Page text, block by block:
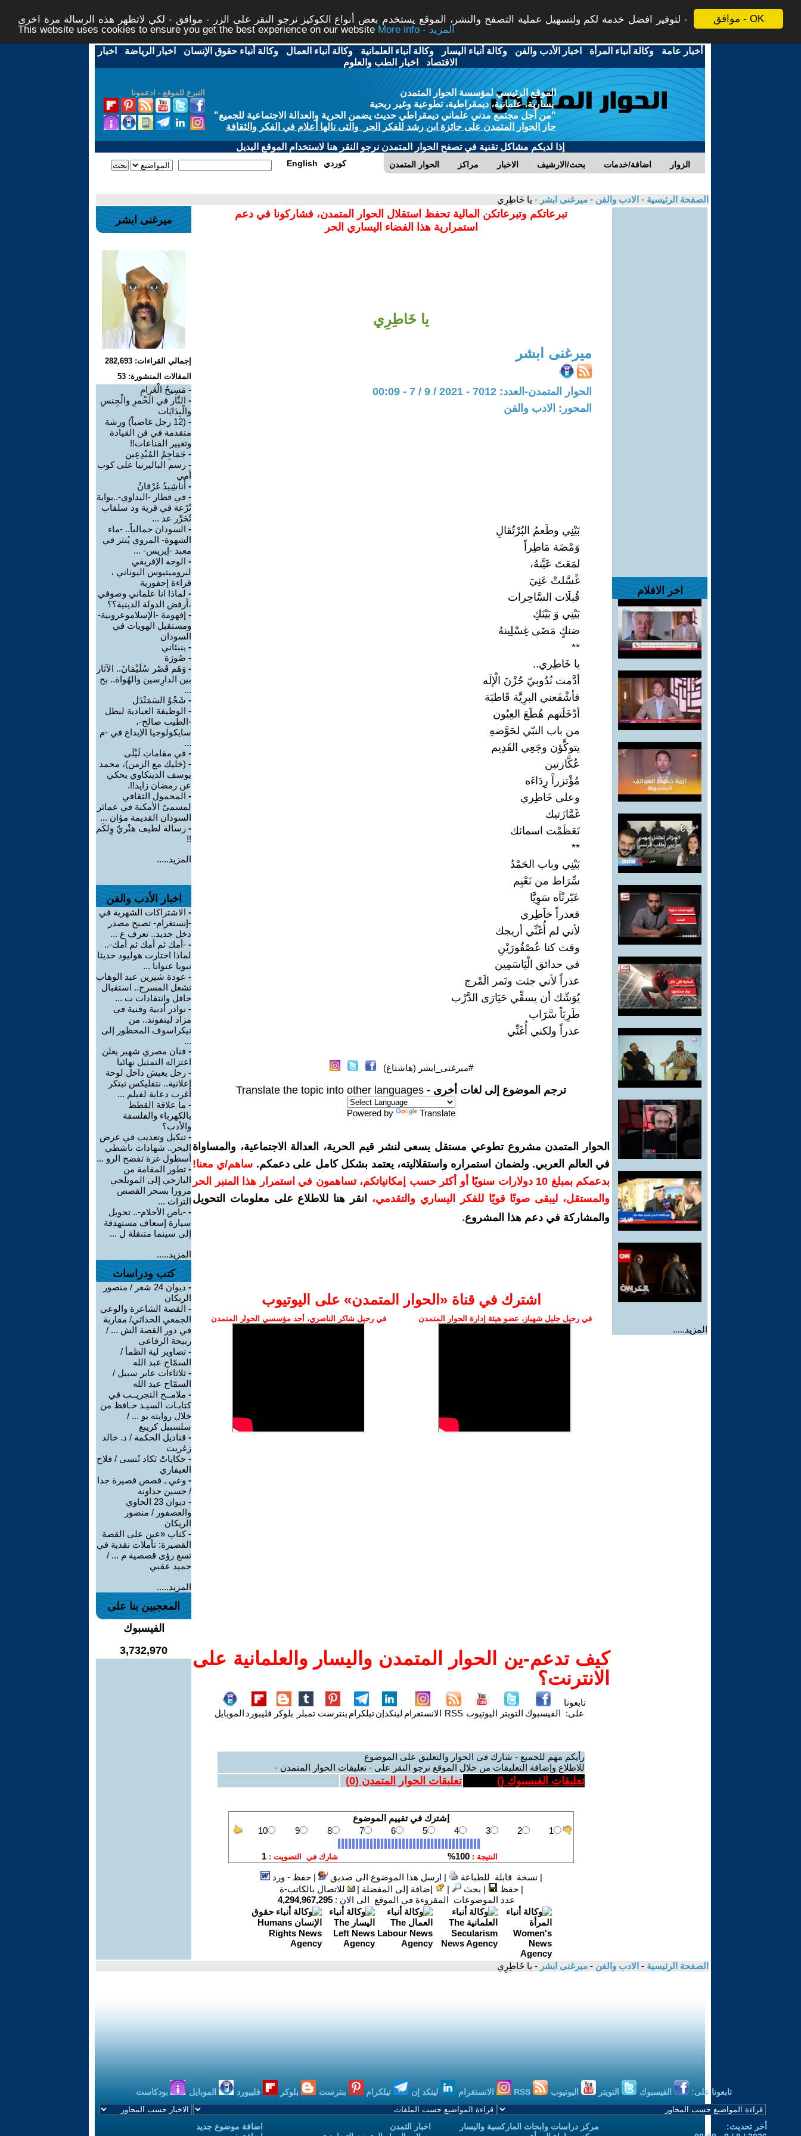
موافق - OK
لتوفير افضل خدمة لكم ولتسهيل عملية التصفح والنشر، الموقع يستخدم بعض أنواع الكوكيز نرجو النقر على الزر - موافق - لكي لاتظهر هذه الرسالة مرة اخرى -
This website uses cookies to ensure you get the best experience on our website
More info - المزيد
أخبار عامة -وكالة أنباء المرأة - اخبار الأدب والفن -وكالة أنباء اليسار -وكالة أنباء العلمانية -وكالة أنباء العمال -وكالة أنباء حقوق الإنسان - اخبار الرياضة - اخبار
الاقتصاد - اخبار الطب والعلوم
التبرع للموقع - ادعمونا
الموقع الرئيسي لمؤسسة الحوار المتمدن
يسارية، علمانية، ديمقراطية، تطوعية وغير ربحية
"من أجل مجتمع مدني علماني ديمقراطي حديث يضمن الحرية والعدالة الاجتماعية للجميع"
حاز الحوار المتمدن على جائزة ابن رشد للفكر الحر والتى نالها أعلام في الفكر والثقافة
إذا لديكم مشاكل تقنية في تصفح الحوار المتمدن نرجو النقر هنا لاستخدام الموقع البديل
الحوار المتمدن مراكز الاخبار بحث/الارشيف اضافة/خدمات الزوار English كوردي
الصفحة الرئيسية - الادب والفن - ميرغنى ابشر - يا خَاطِرِي
اخر الافلام
المزيد.....
تبرعاتكم وتبرعاتكن المالية تحفظ استقلال الحوار المتمدن، فشاركونا في دعم
استمرارية هذا الفضاء اليساري الحر
يا خَاطِرِي
ميرغنى ابشر
الحوار المتمدن-العدد: 7012 - 2021 / 9 / 7 - 00:09
المحور: الادب والفن
بَيْنِي وطَعمُ البُرْتُقالِ
وَمْضَة مَاطِراً
لمَعَتَ عَيَّنهُ،
غًسَّلتْ عَنِيَ
قُبلَات السَّاحِرات
بَيْنِي وَ بَيْنَكِ
ضنكٍ مَضَى غِسْلِينهُ
**
يا خَاطِري..
أدَّمت نُدُوبيّ حُزْنَ الْإلَه
فأشْفَعني البرِيَّة قَاطبَة
أدْخَلَتهم هُطَعَ العِيُون
من باب النبّي لحَوَّضهِ
يتوكَّؤن وجَعِي القَدِيم
عُكَّازتين
مُؤْتزراً رِدَاءَه
وعلى خَاطِري
غَمَّازَتيك
تَعَظَمْت اسمائك
**
بَيْنِي وباب الحَمْدُ
سِّرَاط من نَعْيِم
عَبّرنْاَه سَوِيَّا
فعذراً خاَطِري
لأني لم أُغَنِّي أريجك
وقت كنا عُصْفُورَيْنِ
في حدائق الْيَاسَمِين
عذراً لأني جئت وتَمر الَمْرج
يُوَشّك أن يسقِّي حَيَارَى الدَّرْب
طَرِبَاً سَّرَاب
عذراً ولكني أُغَنِّي
#ميرغنى_ابشر (هاشتاغ)
ترجم الموضوع إلى لغات أخرى - Translate the topic into other languages
Powered by Translate
الحوار المتمدن مشروع تطوعي مستقل يسعى لنشر قيم الحرية، العدالة الاجتماعية، والمساواة
في العالم العربي. ولضمان استمراره واستقلاليته، يعتمد بشكل كامل على دعمكم. ساهم/ي معنا!
بدعمكم بمبلغ 10 دولارات سنويًا أو أكثر حسب إمكانياتكم، تساهمون في استمرار هذا المنبر الحر
والمستقل، ليبقى صوتًا قويًا للفكر اليساري والتقدمي،
انقر هنا للاطلاع على معلومات التحويل
والمشاركة في دعم هذا المشروع.
اشترك في قناة ‫«الحوار المتمدن» على اليوتيوب
في رحيل جليل شهباز، عضو هيئة إدارة الحوار المتمدن في رحيل شاكر الناصري، أحد مؤسسي الحوار المتمدن
كيف تدعم-ين الحوار المتمدن واليسار والعلمانية على
الانترنت؟
تابعونا
على: الفيسبوك التويتر اليوتيوب RSS الانستغرام لينكدإنتيلكرام بنترست تمبلر بلوكر فليبورد الموبايل
رأيكم مهم للجميع - شارك في الحوار والتعليق على الموضوع
للاطلاع وإضافة التعليقات من خلال الموقع نرجو النقر على - تعليقات الحوار المتمدن -
تعليقات الفيسبوك () تعليقات الحوار المتمدن (0
)
| نسخة قابلة للطباعة | ارسل هذا الموضوع الى صديق |حفظ - ورد
|حفظ | بحث | إضافة إلى المفضلة |
للاتصال بالكاتب-ة
عدد الموضوعات المقروءة في الموقع الى الان : 4,294,967,295
ميرغنى ابشر
إجمالي القراءات: 282,693
المقالات المنشورة: 53
- مَسِيحُ الْغَرامِ
- النَّار في الَخْمرِ والْجِنسِ
والْبِدَايَات
-
(12 رجل غاضباً) ورشة
متقدمة في فن القيادة
وتغيير القناعات!!
- جَمَاجِمُ المُبْدِعِين
- رسم الباليرنيا على كوب
أمي
- أَناشِيدُ غَرْقانُ
- في قطار -البداوي-..بوابة
تُرْعة في قرية ود سلفاب
تُحَرِّر عد ...
- السودان جمالياً.. -ماء
الشهوة- المروي يُنثر في
معبد -إيزيس- ...
- الوجه الإفريقي
لبروميثيوس اليوناني ،
قراءة إحفورية
- لماذا انا علماني وصوفي
،أرفض الدولة الدينية؟؟
- إفهومة -الإسلاموعروبية-
ومستقبل الهويات في
السودان
- ينبئاني
- صُورَة
- وَهَم قَصْر سُلَيْمَانَ.. الآثار
بين الدارِسين والهُواة.. بح
...
- شَجْوٌ السَمَنْدَل
- الوظيفة العيادية لبطل
-الطيب صالح-،
سايكولوجيا الإبداع في -م
...
- في مقاماتِ لَيْلَى
- (خليك مع الزمن)، محمد
يوسف الدينكاوي يحكي
عن رمضان زايد!!.
- المحمول الثقافي
لمسمىّ الأمكنة في عمائر
السودان القديمة مؤان ...
- رسالة لطيف هنْريّ وِلكَم
!!
المزيد.....
اخبار الأدب والفن
- الاشتراكات الشهرية في
-إنستغرام- تصبح مصدر
دخل جديد.. تعرف ع ...
- -أمك ثم أمك ثم أمك-..
لماذا اختارت هوليود حديثا
نبويا عنوانا ...
- عودة شيرين عبد الوهاب
تشعل المسرح.. استقبال
حافل وانتقادات ت ...
- نوادر أدبية وفنية في
مزاد ليتفوند.. من
نيكراسوف المحظور إلى
...
- فنان مصري شهير يعلن
اعتزاله التمثيل نهائيا
- رجل يعيش داخل لوحة
إعلانية.. نتفليكس تبتكر
أغرب دعاية لفيلم ...
- ما علاقة القطط
بالكهرباء والفلسفة
والأدب؟
- تنكيل وتعذيب في عرض
البحر.. شهادات ناشطي
أسطول غزة تفضح الرو ...
- تطور المقامة من
اليازجي إلى المويلحي
مرورا بسحر القصص
التراث ...
- -باص الأحلام-.. تحويل
سيارة إسعاف مستهدفة
إلى سينما متنقلة ل ...
المزيد.....
كتب ودراسات
-
ديوان 24 شعر / منصور
الريكان
- القصة الشاعرة والوعي
الجمعي الحداثي/ مقاربة
في دور القصة الش ... /
ربيحة الرفاعي
- تصاوير لية الظمأ /
السمّاح عبد الله
- ثلاثاءات عابر سبيل /
السمّاح عبد الله
- ملامــح التجريــب في
كتابـات السيـد حـافظ من
خلال روايته يو ... /
سلسبيل كريبع
- قناديل الحكمة / د. خالد
زغريت
- حكاياتْ تَكاد تُنسى / فلاح
العيفاري
- وعي ـ قصص قصيرة جدا
/ حسين جداونه
-
ديوان 23 الحاوي
والعصفور / منصور
الريكان
-كتاب «عين على القصة
القصيرة: تأملات نقدية في
تسع رؤى قصصية م ... /
حميد عقبي
المزيد.....
المعجبين بنا على
الفيسبوك
3,732,970
الصفحة الرئيسية - الادب والفن - ميرغنى ابشر - يا خَاطِرِي
تابعونا على: الفيسبوك التويتر اليوتيوب الانستغرام لينكد إن تيلكرام بنترست بلوكر فليبورد الموبايل بودكاست
أخر تحديث:
مركز دراسات وابحاث الماركسية واليسار
اخبار التمدن
اضافة موضوع جديد